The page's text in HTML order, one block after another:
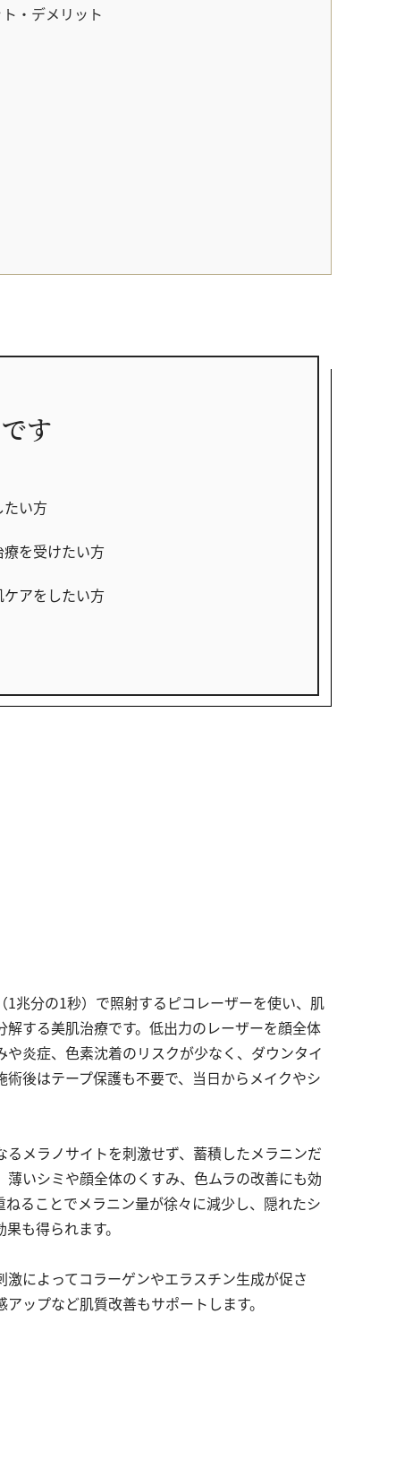
・デメリット
す
い方
を受けたい方
アをしたい方
1兆分の1秒）で照射するピコレーザーを使い、肌
解する美肌治療です。低出力のレーザーを顔全体
や炎症、色素沈着のリスクが少なく、ダウンタイ
後はテープ保護も不要で、当日からメイクやシ
るメラノサイトを刺激せず、蓄積したメラニンだ
薄いシミや顔全体のくすみ、色ムラの改善にも効
ることでメラニン量が徐々に減少し、隠れたシ
も得られます。
激によってコラーゲンやエラスチン生成が促さ
ップなど肌質改善もサポートします。